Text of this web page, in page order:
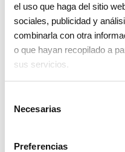
el uso que haga del sitio
sociales, publicidad y
combinarla con otra
o que hayan recopilado a
sus servicios.
Necesarias
Preferencias
prognatismo
necesidades
Tratamiento
Laortodoncia
alambres para
dientes y realinear
leves a